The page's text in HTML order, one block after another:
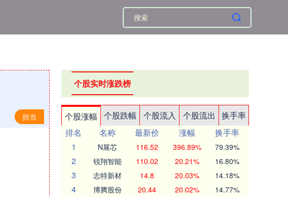
担当
个股实时涨跌榜
个股涨幅 个股跌幅 个股流入 个股流出
换手率
排名
名称 最新价 涨幅
换手率
1
N展芯 116.52 396.89% 79.39%
2 锐翔智能 110.02 20.21% 16.80%
3 志特新材 14.8 20.03% 14.18%
4 博腾股份 20.44 20.02% 14.77%